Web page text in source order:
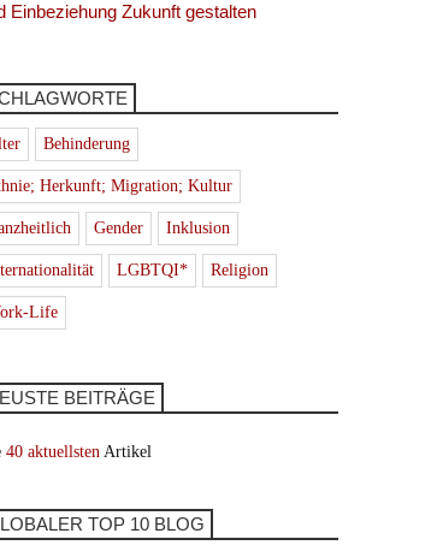
Einbeziehung Zukunft gestalten
Behinderung
Herkunft; Migration; Kultur
Gender Inklusion
LGBTQI* Religion
Life
BEITRÄGE
40 aktuellsten Artikel
TOP 10 BLOG